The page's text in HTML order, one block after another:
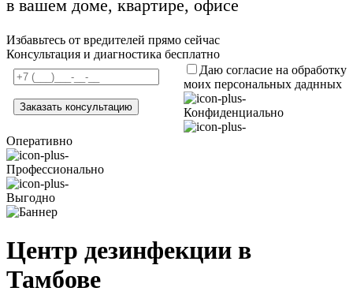
в вашем доме, квартире, офисе
Избавьтесь от вредителей прямо сейчас
Консультация и диагностика бесплатно
Даю согласие на обработку
моих персональных даднных
Конфиденциально
Оперативно
Профессионально
Выгодно
Центр дезинфекции в
Тамбове